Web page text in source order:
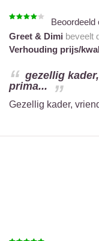
Beoordeeld
Greet & Dimi beveelt
Verhouding prijs/
gezellig
prima...
Gezellig kader,